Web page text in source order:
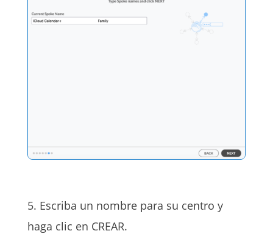
5. Escriba un nombre para su centro y
haga clic en CREAR.